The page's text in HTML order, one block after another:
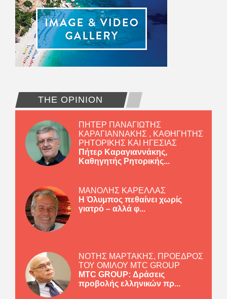
THE OPINION
ΠΗΤΕΡ ΠΑΝΑΓΙΩΤΗΣ
ΚΑΡΑΓΙΑΝΝΑΚΗΣ , ΚΑΘΗΓΗΤΗΣ
ΡΗΤΟΡΙΚΗΣ ΚΑΙ ΗΓΕΣΙΑΣ
Πήτερ Καραγιαννάκης,
Καθηγητής Ρητορικής...
ΜΑΝΟΛΗΣ ΚΑΡΕΛΛΑΣ
Η Όλυμπος πεθαίνει χωρίς
γιατρό – αλλά φ...
ΝΟΤΗΣ ΜΑΡΤΑΚΗΣ, ΠΡΟΕΔΡΟΣ
ΤΟΥ ΟΜΙΛΟΥ MTC GROUP
MTC GROUP: Δράσεις
προβολής ελληνικών πρ...